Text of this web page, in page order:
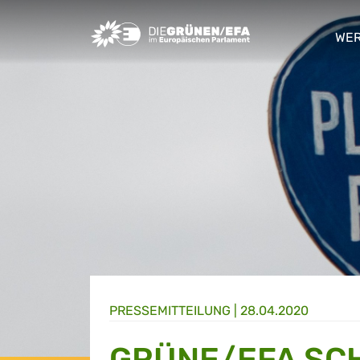
Greens/EFA Home
PRESSE­MITTEILUNG 28.04.2020